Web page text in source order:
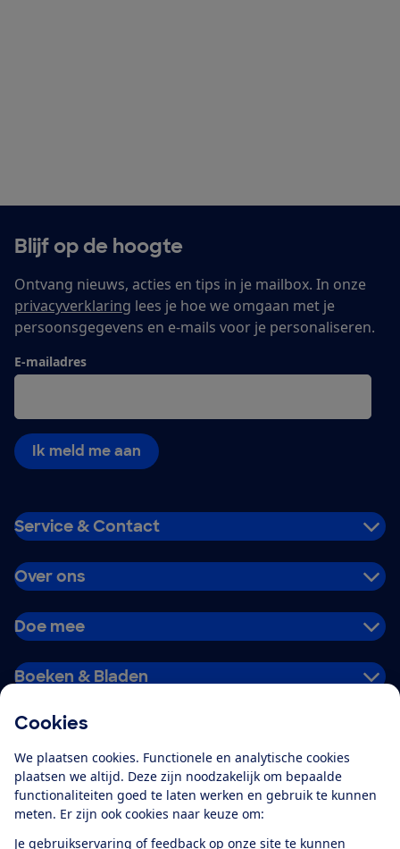
Cookies
We plaatsen cookies. Functionele en analytische cookies
plaatsen we altijd. Deze zijn noodzakelijk om bepaalde
functionaliteiten goed te laten werken en gebruik te kunnen
meten. Er zijn ook cookies naar keuze om:
Je gebruikservaring of feedback op onze site te kunnen
Blijf op de hoogte
Ontvang nieuws, acties en tips in je mailbox. In onze
privacyverklaring lees je hoe we omgaan met je
persoonsgegevens en e-mails voor je personaliseren.
E-mailadres
Ik meld me aan
Service & Contact
Over ons
Doe mee
Boeken & Bladen
Alles over de